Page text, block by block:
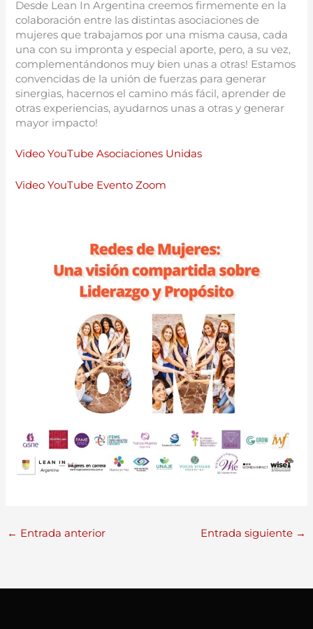
Desde Lean In Argentina creemos firmemente en la
colaboración entre las distintas asociaciones de
mujeres que trabajamos por una misma causa, cada
una con su impronta y especial aporte, pero, a su vez,
complementándonos muy bien unas a otras! Estamos
convencidas de la unión de fuerzas para generar
sinergias, hacernos el camino más fácil, aprender de
otras experiencias, ayudarnos unas a otras y generar
mayor impacto!
Video YouTube Asociaciones Unidas
Video YouTube Evento Zoom
← Entrada anterior Entrada siguiente →